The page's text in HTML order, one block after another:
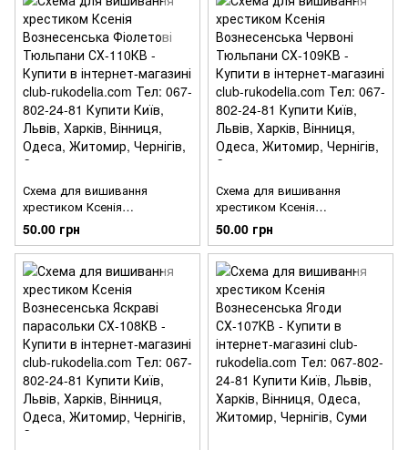
Схема для вишивання
хрестиком Ксенія
Вознесенська Фіолетові
Тюльпани СХ-110КВ
50.00 грн
Схема для вишивання
хрестиком Ксенія
Вознесенська Червоні
Тюльпани СХ-109КВ
50.00 грн